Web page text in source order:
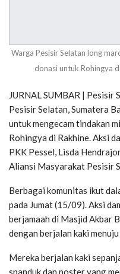
Warga Pesisir Selatan long
donasi untuk Rohingya
JURNAL SUMBAR | Pesisir
Pesisir Selatan, Sumatera
untuk mengecam tindakan
Rohingya di Rakhine. Aksi
PKK Pessel, Lisda
Aliansi Masyarakat Pesisir
Berbagai komunitas ikut
pada Jumat (15/09). Aksi
berjamaah di Masjid Akbar
dengan berjalan kaki
Mereka berjalan kaki
spanduk dan poster yang